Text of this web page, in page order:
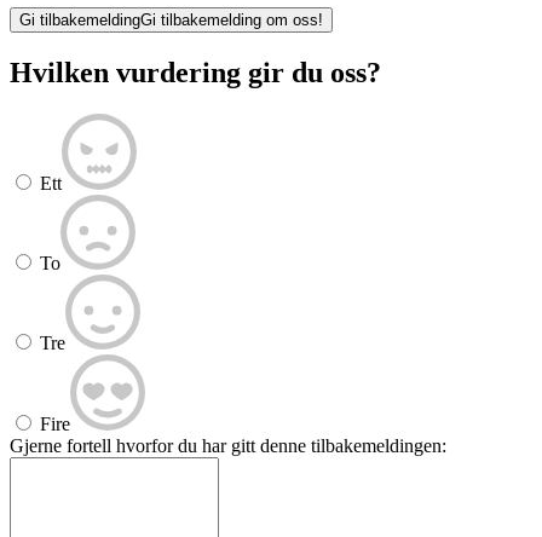
Gi tilbakemeldingGi tilbakemelding om oss!
Hvilken vurdering gir du oss?
Ett
To
Tre
Fire
Gjerne fortell hvorfor du har gitt denne tilbakemeldingen: